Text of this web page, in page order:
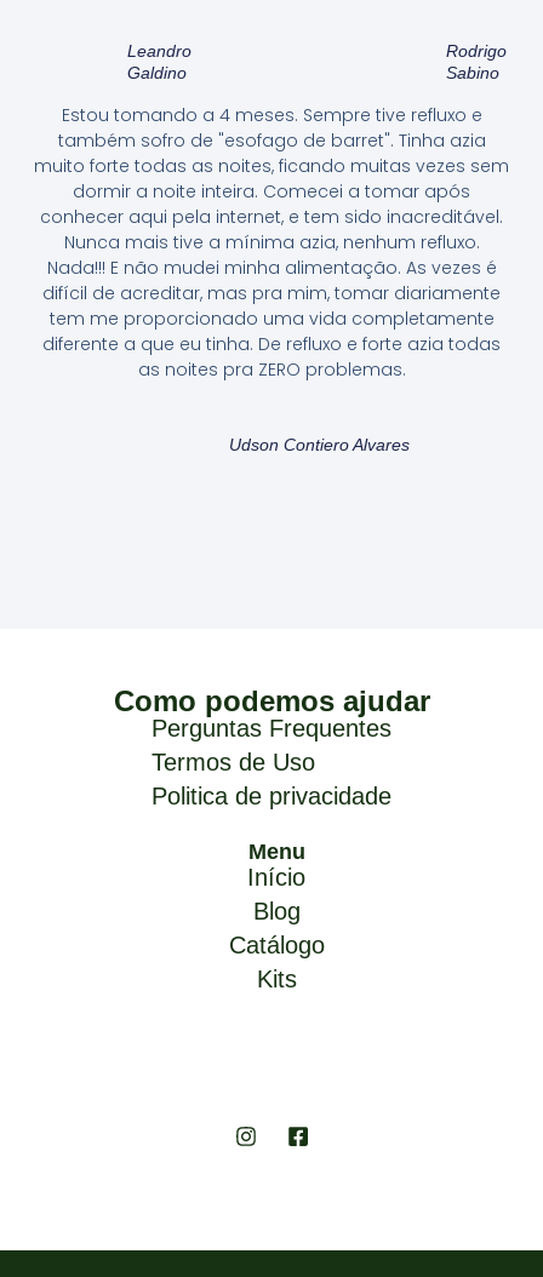
Leandro
Galdino
Rodrigo
Sabino
Estou tomando a 4 meses. Sempre tive refluxo e
também sofro de "esofago de barret". Tinha azia
muito forte todas as noites, ficando muitas vezes sem
dormir a noite inteira. Comecei a tomar após
conhecer aqui pela internet, e tem sido inacreditável.
Nunca mais tive a mínima azia, nenhum refluxo.
Nada!!! E não mudei minha alimentação. As vezes é
difícil de acreditar, mas pra mim, tomar diariamente
tem me proporcionado uma vida completamente
diferente a que eu tinha. De refluxo e forte azia todas
as noites pra ZERO problemas.
Udson Contiero Alvares
Como podemos ajudar
Perguntas Frequentes
Termos de Uso
Politica de privacidade
Menu
Início
Blog
Catálogo
Kits